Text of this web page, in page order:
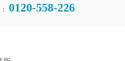
0120-558-226